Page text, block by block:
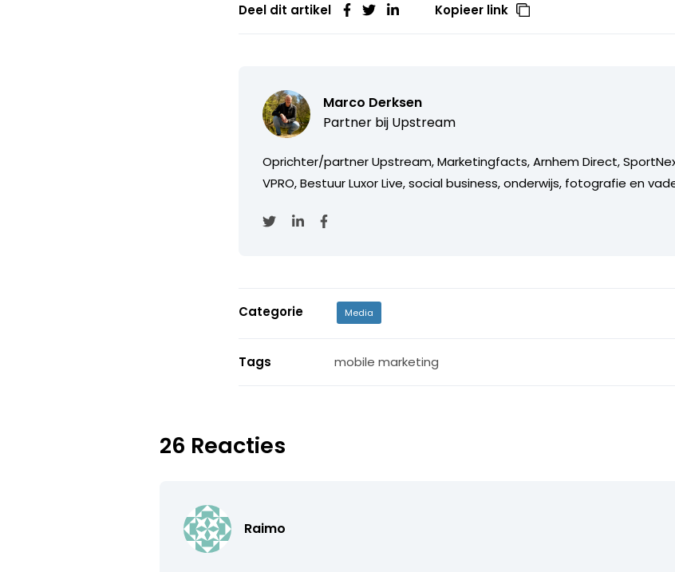
Deel dit artikel Kopieer link
Marco Derksen
Partner bij Upstream
Oprichter/partner Upstream, Marketingfacts, Arnhem Direct,
VPRO, Bestuur Luxor Live, social business, onderwijs, fotografie en
Categorie Media
Tags mobile marketing
26 Reacties
Raimo